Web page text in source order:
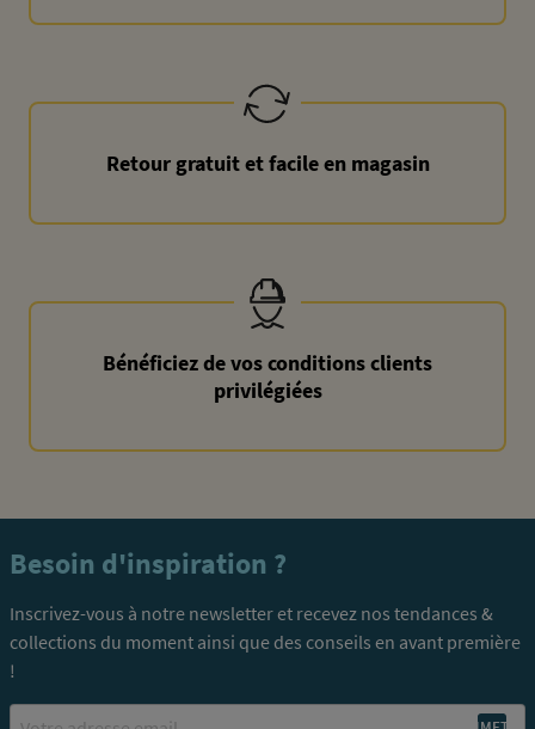
Retour gratuit et facile en magasin
Bénéficiez de vos conditions clients
privilégiées
Besoin d'inspiration ?
Inscrivez-vous à notre newsletter et recevez nos tendances &
collections du moment ainsi que des conseils en avant première
!
Email